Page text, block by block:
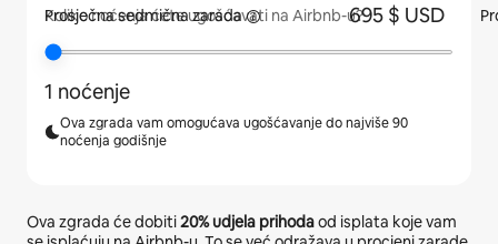
Koliko noćenja ćete ugošćavati na Airbnb-u?
1 noćenje
Ova zgrada vam omogućava ugošćavanje do najviše 90
noćenja godišnje
Ova zgrada će dobiti20%udjela prihodaod isplata koje vam
Prosječnasedmična zarada 695 $ USD